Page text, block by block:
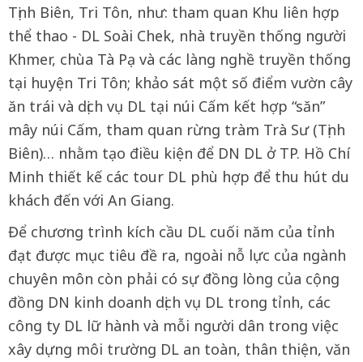
Tịnh Biên, Tri Tôn, như: tham quan Khu liên hợp
thể thao - DL Soài Chek, nhà truyền thống người
Khmer, chùa Tà Pạ và các làng nghề truyền thống
tại huyện Tri Tôn; khảo sát một số điểm vườn cây
ăn trái và dịch vụ DL tại núi Cấm kết hợp “săn”
mây núi Cấm, tham quan rừng tràm Trà Sư (Tịnh
Biên)… nhằm tạo điều kiện để DN DL ở TP. Hồ Chí
Minh thiết kế các tour DL phù hợp để thu hút du
khách đến với An Giang.
Để chương trình kích cầu DL cuối năm của tỉnh
đạt được mục tiêu đề ra, ngoài nỗ lực của ngành
chuyên môn còn phải có sự đồng lòng của cộng
đồng DN kinh doanh dịch vụ DL trong tỉnh, các
công ty DL lữ hành và mỗi người dân trong việc
xây dựng môi trường DL an toàn, thân thiện, văn